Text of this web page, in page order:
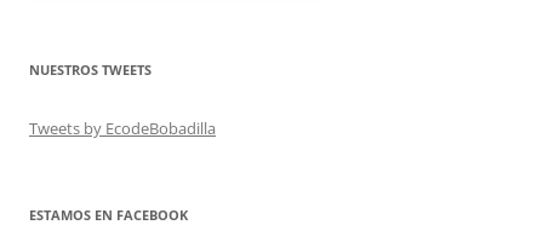
NUESTROS TWEETS
Tweets by EcodeBobadilla
ESTAMOS EN FACEBOOK